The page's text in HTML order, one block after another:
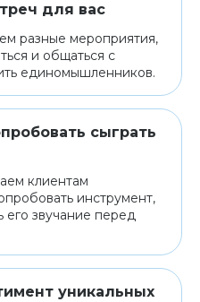
для вас
разные мероприятия,
и общаться с
единомышленников.
сыграть
клиентам
инструмент,
его звучание перед
уникальных